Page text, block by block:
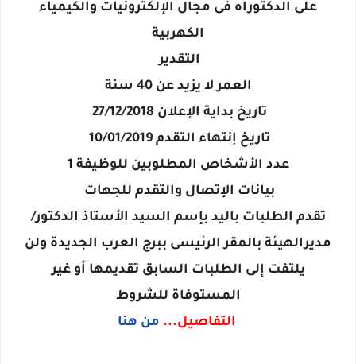
على الدكتوراه فى مجال الإلكترونيات والكيمياء
الكهربية
التقدير
العمر لا يزيد عن 40 سنة
تاريخ بداية الإعلان 27/12/2018
تاريخ إنتهاء التقدم 10/01/2019
عدد الأشخاص المطلوبين للوظيفة 1
بيانات الإتصال والتقدم للجهات
​تقدم الطلبات باليد بإسم السيد الأستاذ الدكتور/
مديرالهيئة بالمقر الرئيسى ببرج العرب الجديدة ولن
يلتفت إلى الطلبات السابق تقديمها أو غير
المستوفاة للشروط
التفاصيل... من هنا